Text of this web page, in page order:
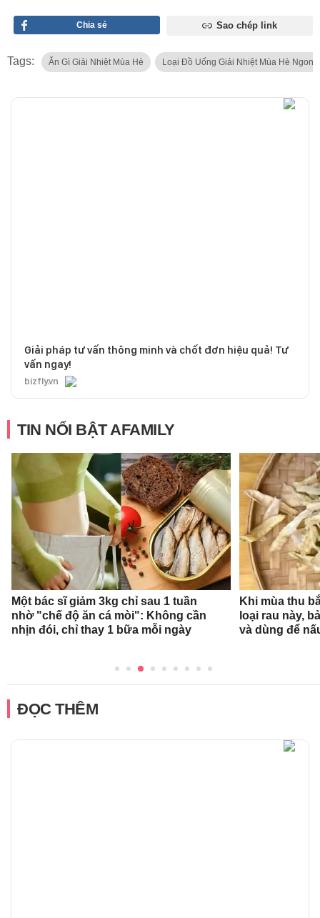
Chia sẻ Sao chép link
Tags: Ăn Gì Giải Nhiệt Mùa Hè Loại Đồ Uống Giải Nhiệt Mùa Hè Ngon
Giải pháp tư vấn thông minh và chốt đơn hiệu quả! Tư
vấn ngay!
bizfly.vn
TIN NỔI BẬT AFAMILY
Một bác sĩ giảm 3kg chỉ sau 1 tuần
nhờ "chế độ ăn cá mòi": Không cần
nhịn đói, chỉ thay 1 bữa mỗi ngày
Khi mùa thu
loại rau này,
và dùng để
ĐỌC THÊM